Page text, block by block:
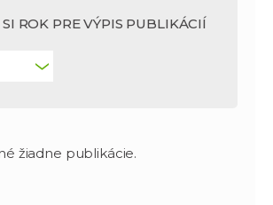
ROK PRE VÝPIS PUBLIKÁCIÍ
žiadne publikácie.